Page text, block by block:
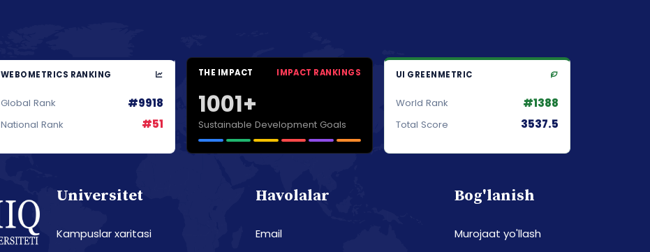
WEBOMETRICS RANKING
Global Rank #9918
National Rank #51
THE IMPACT IMPACT RANKINGS
1001+
Sustainable Development Goals
UI GREENMETRIC
World Rank #1388
Total Score 3537.5
Universitet
Kampuslar xaritasi
Havolalar
Email
Bog'lanish
Murojaat yo'llash